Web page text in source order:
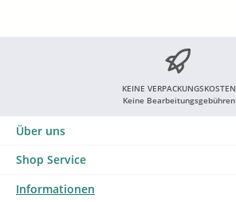
KEINE VERPACKUNGSKOSTEN
Keine Bearbeitungsgebühren
Über uns
Shop Service
Informationen